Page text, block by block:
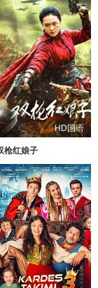
HD国语
枪红娘子